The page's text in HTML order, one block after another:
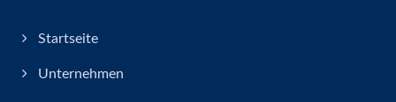
Startseite
Unternehmen